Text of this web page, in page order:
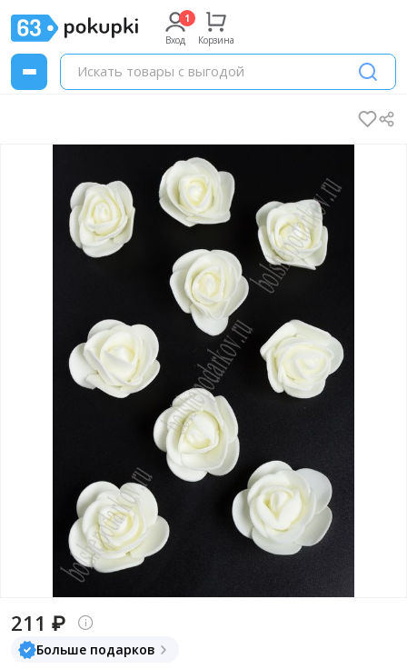
Вход Корзина
211 ₽
Больше подарков